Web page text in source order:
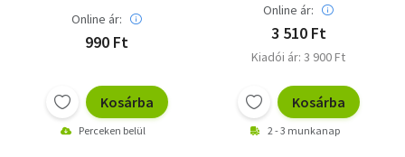
Online ár:
990 Ft
Kosárba
Perceken belül
Online ár:
3 510 Ft
Kiadói ár: 3 900 Ft
Kosárba
2 - 3 munkanap